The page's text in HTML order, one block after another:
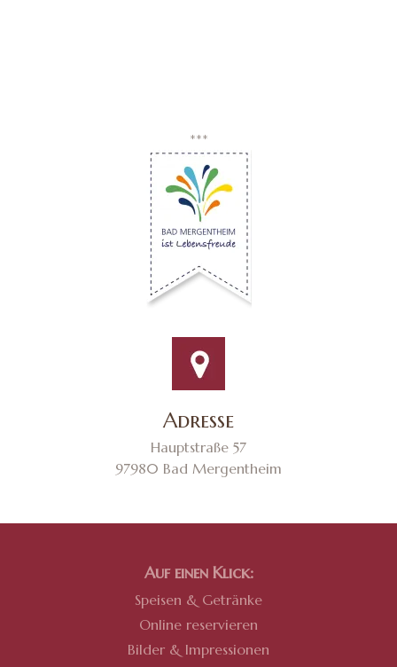
***
Adresse
Hauptstraße 57
97980 Bad Mergentheim
Auf einen Klick:
Speisen & Getränke
Online reservieren
Bilder & Impressionen